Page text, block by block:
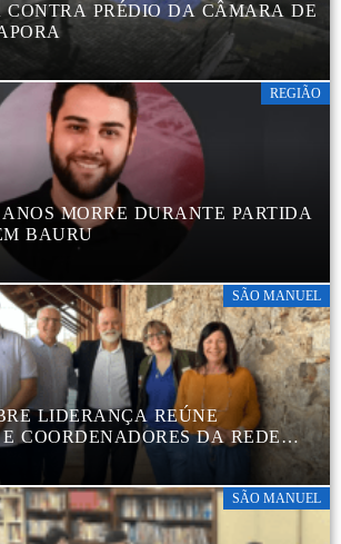
CONTRA PRÉDIO DA CÂMARA DE
REGIÃO
MORRE DURANTE PARTIDA
BAURU
SÃO MANUEL
LIDERANÇA REÚNE
E COORDENADORES DA REDE
SÃO MANUEL